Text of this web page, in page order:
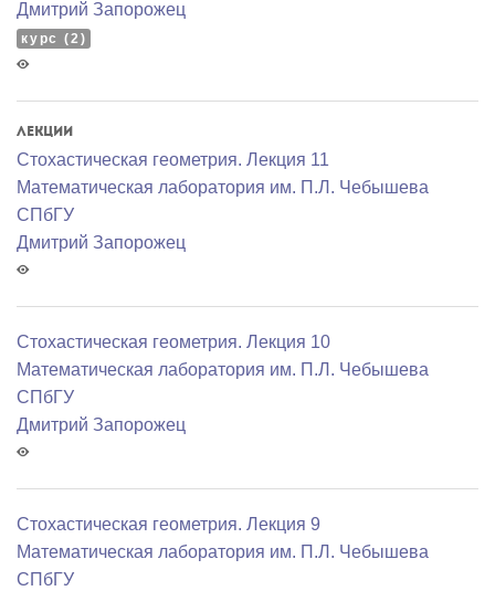
Дмитрий Запорожец
курс (2)
Лекции
Стохастическая геометрия. Лекция 11
Математичеcкая лаборатория им. П.Л. Чебышева
СПбГУ
Дмитрий Запорожец
Стохастическая геометрия. Лекция 10
Математичеcкая лаборатория им. П.Л. Чебышева
СПбГУ
Дмитрий Запорожец
Стохастическая геометрия. Лекция 9
Математичеcкая лаборатория им. П.Л. Чебышева
СПбГУ